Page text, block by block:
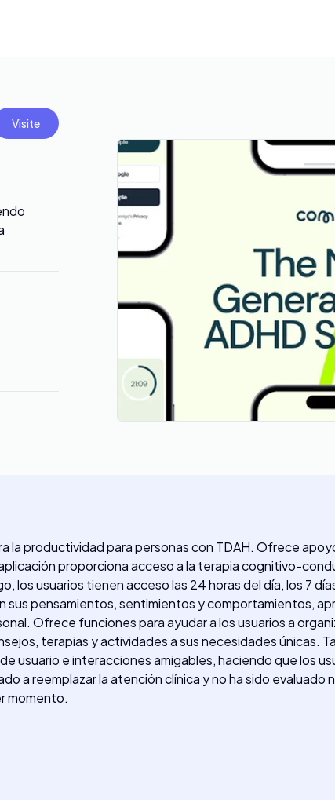
Visite
la productividad para personas con TDAH. Ofrece
proporciona acceso a la terapia cognitivo-
usuarios tienen acceso las 24 horas del día, los 7
sus pensamientos, sentimientos y comportamientos,
Ofrece funciones para ayudar a los usuarios a
terapias y actividades a sus necesidades únicas.
usuario e interacciones amigables, haciendo que los
a reemplazar la atención clínica y no ha sido evaluado
momento.